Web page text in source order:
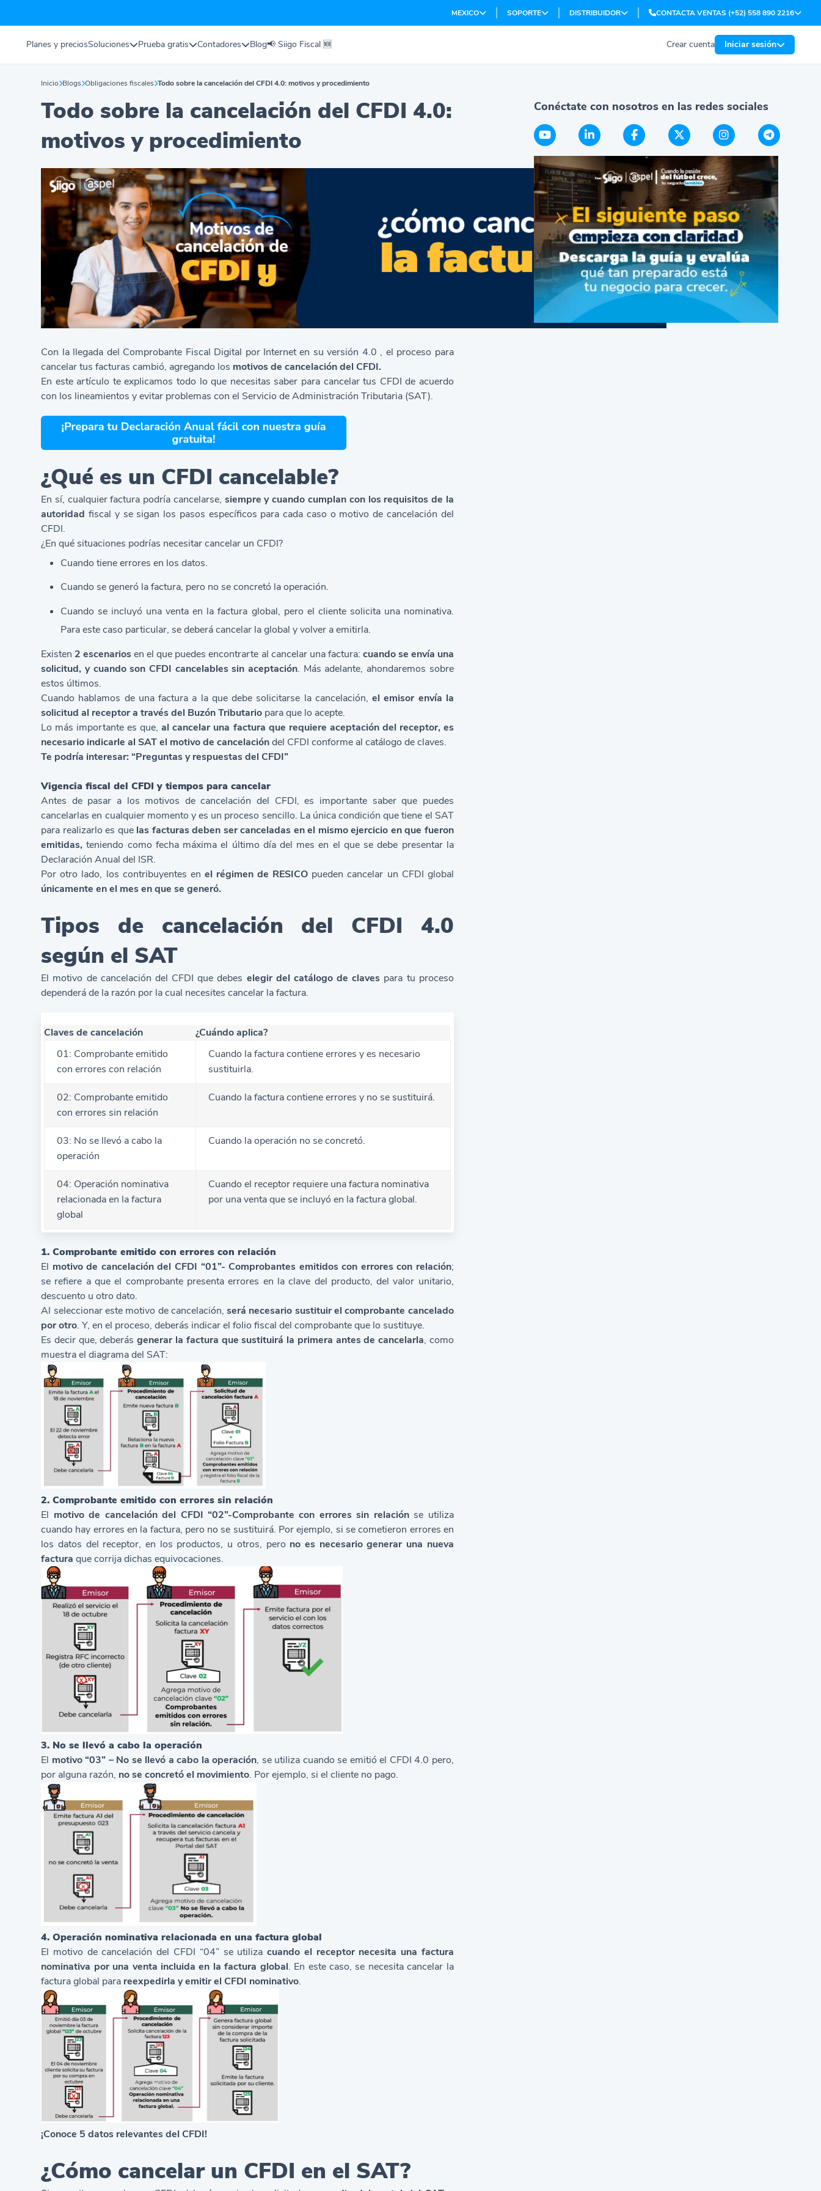
MEXICO SOPORTE DISTRIBUIDOR CONTACTA VENTAS (+52) 558 890 2216
Planes y preciosSoluciones Prueba gratis Contadores Blog📢 Siigo Fiscal 🆕 Crear cuenta Iniciar sesión
Inicio Blogs Obligaciones fiscales Todo sobre la cancelación del CFDI 4.0: motivos y procedimiento
Todo sobre la cancelación del CFDI 4.0:
motivos y procedimiento
Con la llegada del Comprobante Fiscal Digital por Internet en su versión 4.0 , el proceso para
cancelar tus facturas cambió, agregando los motivos de cancelación del CFDI.
En este artículo te explicamos todo lo que necesitas saber para cancelar tus CFDI de acuerdo
con los lineamientos y evitar problemas con el Servicio de Administración Tributaria (SAT).
¿Qué es un CFDI cancelable?
En sí, cualquier factura podría cancelarse, siempre y cuando cumplan con los requisitos de la
autoridad fiscal y se sigan los pasos específicos para cada caso o motivo de cancelación del
CFDI.
¿En qué situaciones podrías necesitar cancelar un CFDI?
Cuando tiene errores en los datos.
Cuando se generó la factura, pero no se concretó la operación.
Cuando se incluyó una venta en la factura global, pero el cliente solicita una nominativa.
Para este caso particular, se deberá cancelar la global y volver a emitirla.
Existen 2 escenariosen el que puedes encontrarte al cancelar una factura: cuando se envía una
solicitud, y cuando son CFDI cancelables sin aceptación. Más adelante, ahondaremos sobre
estos últimos.
Cuando hablamos de una factura a la que debe solicitarse la cancelación, el emisor envía la
solicitud al receptor a través del Buzón Tributario para que lo acepte.
Lo más importante es que,al cancelar una factura que requiere aceptación del receptor, es
necesario indicarle al SAT el motivo de cancelacióndel CFDI conforme al catálogo de claves.
Te podría interesar: “Preguntas y respuestas del CFDI”
Vigencia fiscal del CFDI y tiempos para cancelar
Antes de pasar a los motivos de cancelación del CFDI, es importante saber que puedes
cancelarlas en cualquier momento y es un proceso sencillo. La única condición que tiene el SAT
para realizarlo es quelas facturas deben ser canceladas en el mismo ejercicio en que fueron
emitidas, teniendo como fecha máxima el último día del mes en el que se debe presentar la
Declaración Anual del ISR.
Por otro lado, los contribuyentes en el régimen de RESICO pueden cancelar un CFDI global
únicamente en el mes en que se generó.
Tipos de cancelación del CFDI 4.0
según el SAT
El motivo de cancelación del CFDI que debes elegir del catálogo de claves para tu proceso
dependerá de la razón por la cual necesites cancelar la factura.
Claves de cancelación
¿Cuándo aplica?
01: Comprobante emitido
con errores con relación
Cuando la factura contiene errores y es necesario
sustituirla.
02: Comprobante emitido
con errores sin relación
Cuando la factura contiene errores y no se sustituirá.
03: No se llevó a cabo la
operación
Cuando la operación no se concretó.
04: Operación nominativa
relacionada en la factura
global
Cuando el receptor requiere una factura nominativa
por una venta que se incluyó en la factura global.
1. Comprobante emitido con errores con relación
El motivo de cancelación del CFDI “01”- Comprobantes emitidos con errores con relación;
se refiere a que el comprobante presenta errores en la clave del producto, del valor unitario,
descuento u otro dato.
Al seleccionar este motivo de cancelación,será necesario sustituir el comprobante cancelado
por otro. Y, en el proceso, deberás indicar el folio fiscal del comprobante que lo sustituye.
Es decir que, deberás generar la factura que sustituirá la primera antes de cancelarla, como
muestra el diagrama del SAT:
2. Comprobante emitido con errores sin relación
El motivo de cancelación del CFDI “02”-Comprobante con errores sin relaciónse utiliza
cuando hay errores en la factura, pero no se sustituirá. Por ejemplo, si se cometieron errores en
los datos del receptor, en los productos, u otros, pero no es necesario generar una nueva
factura que corrija dichas equivocaciones.
3. No se llevó a cabo la operación
El motivo “03” – No se llevó a cabo la operación, se utiliza cuando se emitió el CFDI 4.0 pero,
por alguna razón, no se concretó el movimiento. Por ejemplo, si el cliente no pago.
4. Operación nominativa relacionada en una factura global
El motivo de cancelación del CFDI “04” se utilizacuando el receptor necesita una factura
nominativa por una venta incluida en la factura global. En este caso, se necesita cancelar la
factura global para reexpedirla y emitir el CFDI nominativo.
¡Conoce 5 datos relevantes del CFDI!
¿Cómo cancelar un CFDI en el SAT?
Conéctate con nosotros en las redes sociales